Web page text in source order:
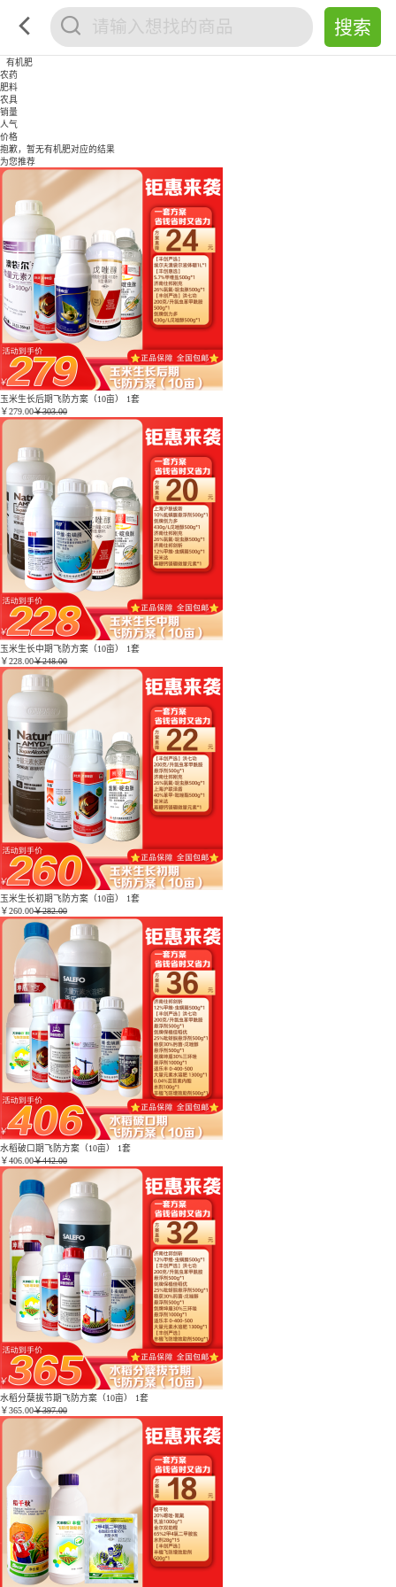
有机肥
农药
肥料
农具
销量
人气
价格
抱歉，暂无有机肥对应的结果
为您推荐
玉米生长后期飞防方案（10亩） 1套
￥279.00￥303.00
玉米生长中期飞防方案（10亩） 1套
￥228.00￥248.00
玉米生长初期飞防方案（10亩） 1套
￥260.00￥282.00
水稻破口期飞防方案（10亩） 1套
￥406.00￥442.00
水稻分蘖拔节期飞防方案（10亩） 1套
￥365.00￥397.00